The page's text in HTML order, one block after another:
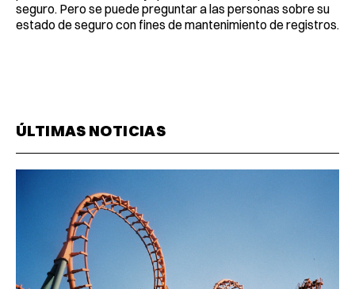
seguro. Pero se puede preguntar a las personas sobre su
estado de seguro con fines de mantenimiento de registros.
ÚLTIMAS NOTICIAS